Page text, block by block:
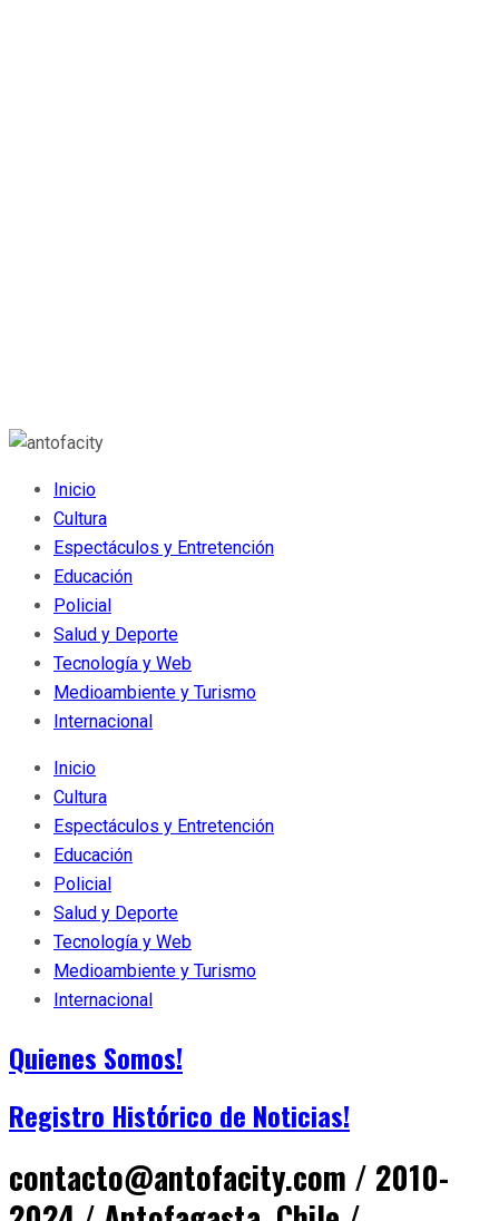
Inicio
Cultura
Espectáculos y Entretención
Educación
Policial
Salud y Deporte
Tecnología y Web
Medioambiente y Turismo
Internacional
Inicio
Cultura
Espectáculos y Entretención
Educación
Policial
Salud y Deporte
Tecnología y Web
Medioambiente y Turismo
Internacional
Quienes Somos!
Registro Histórico de Noticias!
contacto@antofacity.com / 2010-